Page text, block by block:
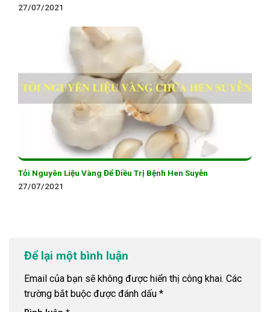
27/07/2021
Tỏi Nguyên Liệu Vàng Để Điều Trị Bệnh Hen Suyễn
27/07/2021
Để lại một bình luận
Email của bạn sẽ không được hiển thị công khai. Các
trường bắt buộc được đánh dấu *